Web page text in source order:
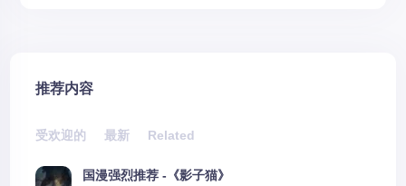
推荐内容
受欢迎的 最新 Related
国漫强烈推荐 -《影子猫》